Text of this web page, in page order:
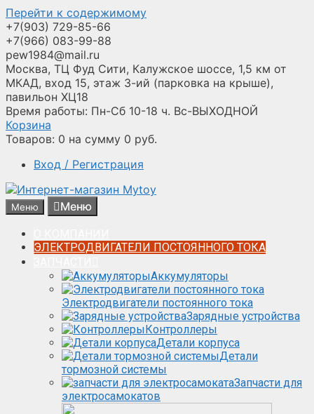
Перейти к содержимому
+7(903) 729-85-66
+7(966) 083-99-88
pew1984@mail.ru
Москва, ТЦ Фуд Сити, Калужское шоссе, 1,5 км от
МКАД, вход 15, этаж 3-ий (парковка на крыше),
павильон ХЦ18
Время работы: Пн-Сб 10-18 ч. Вс-ВЫХОДНОЙ
Корзина
Товаров: 0 на сумму 0 руб.
Вход / Регистрация
Меню Меню
ЭЛЕКТРОДВИГАТЕЛИ ПОСТОЯННОГО ТОКА
Аккумуляторы
Электродвигатели постоянного тока
Зарядные устройства
Контроллеры
Детали корпуса
Детали
тормозной системы
Запчасти для
электросамокатов